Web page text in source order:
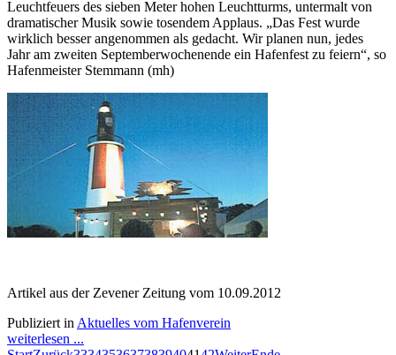
Leuchtfeuers des sieben Meter hohen Leuchtturms, untermalt von
dramatischer Musik sowie tosendem Applaus. „Das Fest wurde
wirklich besser angenommen als gedacht. Wir planen nun, jedes
Jahr am zweiten Septemberwochenende ein Hafenfest zu feiern“, so
Hafenmeister Stemmann (mh)
Artikel aus der Zevener Zeitung vom 10.09.2012
Publiziert in Aktuelles vom Hafenverein
weiterlesen ...